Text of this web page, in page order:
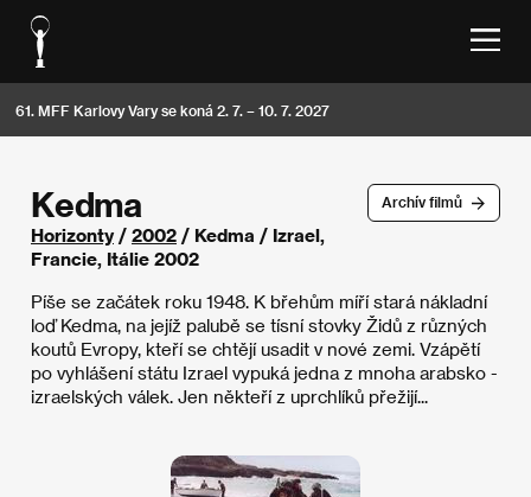
61. MFF Karlovy Vary se koná 2. 7. – 10. 7. 2027
Archív filmů
Kedma
Horizonty/ 2002 / Kedma / Izrael,
Francie, Itálie 2002
Píše se začátek roku 1948. K břehům míří stará nákladní
loď Kedma, na jejíž palubě se tísní stovky Židů z různých
koutů Evropy, kteří se chtějí usadit v nové zemi. Vzápětí
po vyhlášení státu Izrael vypuká jedna z mnoha arabsko -
izraelských válek. Jen někteří z uprchlíků přežijí...